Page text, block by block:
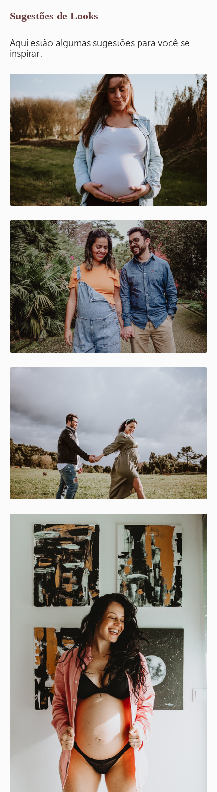
Sugestões de Looks
Aqui estão algumas sugestões para você se
inspirar: